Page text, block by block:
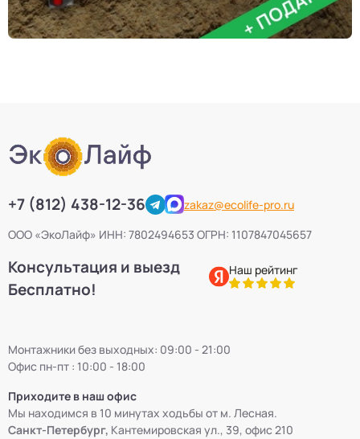
+7 (812) 438-12-36
zakaz@ecolife-pro.ru
ООО «ЭкоЛайф» ИНН: 7802494653 ОГРН: 1107847045657
Консультация и выезд
Бесплатно!
Наш рейтинг
Монтажники без выходных: 09:00 - 21:00
Офис пн-пт : 10:00 - 18:00
Приходите в наш офис
Мы находимся в 10 минутах ходьбы от м. Лесная.
Санкт-Петербург, Кантемировская ул., 39, офис 210